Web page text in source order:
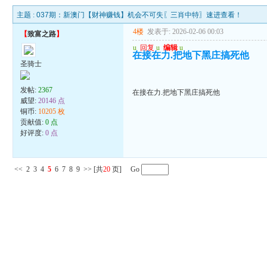
主题 :037期：新澳门【财神赚钱】机会不可失〖三肖中特〗速进查看！
【致富之路】
圣骑士
发帖:2367
威望:20146 点
铜币: 10205 枚
贡献值:0 点
好评度:0 点
4楼 发表于: 2026-02-06 00:03
u 回复 u 编辑 u
在接在力.把地下黑庄搞死他
在接在力.把地下黑庄搞死他
<< 2 3 4 5 6 7 8 9 >> [共20 页] Go